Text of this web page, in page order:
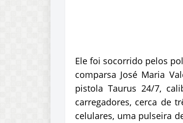
Ele foi socorrido pelos
comparsa José Maria
pistola Taurus 24/7,
carregadores, cerca de
celulares, uma pulseira